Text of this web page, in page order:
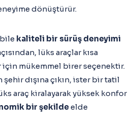
dönüştürür.
kaliteli bir sürüş deneyimi
lüks araçlar kısa
mükemmel birer seçenektir.
dışına çıkın, ister bir tatil
araç kiralayarak yüksek konfor
bir şekildeelde